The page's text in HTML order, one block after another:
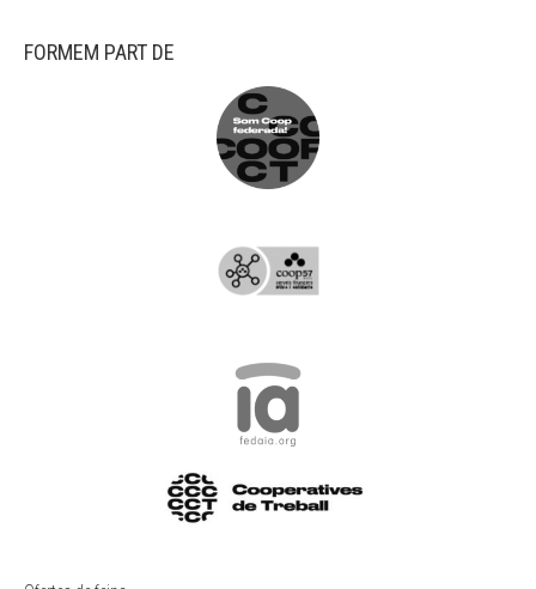
FORMEM PART DE